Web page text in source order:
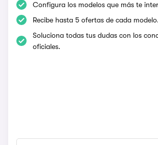
Configura los modelos que más te
Recibe hasta 5 ofertas de cada modelo.
Soluciona todas tus dudas con los
oficiales.